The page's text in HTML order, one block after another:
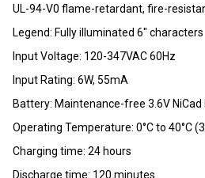
UL-94-V0 flame-retardant, fire-
Legend: Fully illuminated 6" characters
Input Voltage: 120-347VAC 60Hz
Input Rating: 6W, 55mA
Battery: Maintenance-free 3.6V
Operating Temperature: 0°C to 40°C
Charging time: 24 hours
Discharge time: 120 minutes